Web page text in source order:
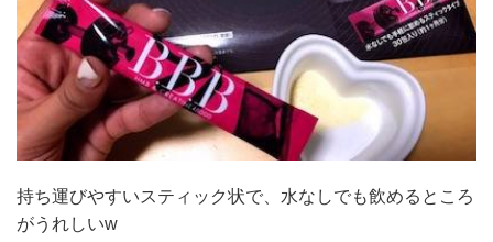
持ち運びやすいスティック状で、水なしでも飲めるところ
がうれしいw